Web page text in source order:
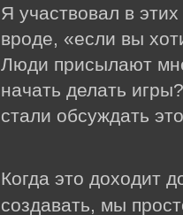
Я участвовал в
вроде, «если вы
Люди присылают
начать делать
стали обсуждать
Когда это доходит
создавать, мы